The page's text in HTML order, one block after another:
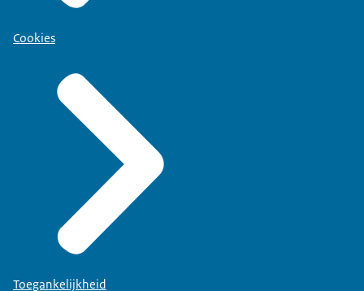
Cookies
Toegankelijkheid